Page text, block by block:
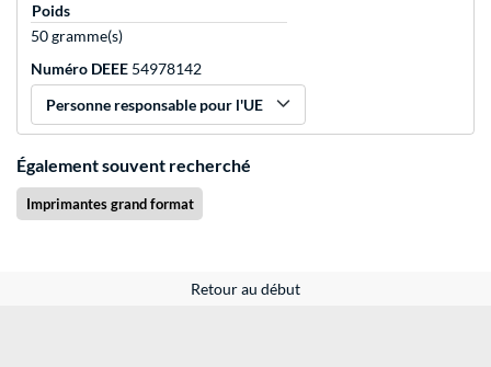
Poids
50 gramme(s)
Numéro DEEE 54978142
Personne responsable pour l'UE
Également souvent recherché
Imprimantes grand format
Retour au début